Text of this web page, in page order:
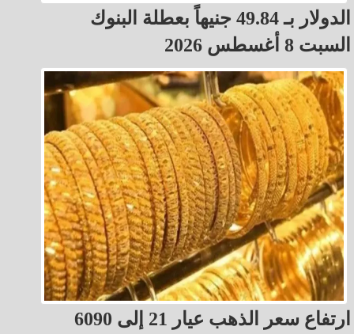
الدولار بـ 49.84 جنيهاً بعطلة البنوك
السبت 8 أغسطس 2026
ارتفاع سعر الذهب عيار 21 إلى 6090